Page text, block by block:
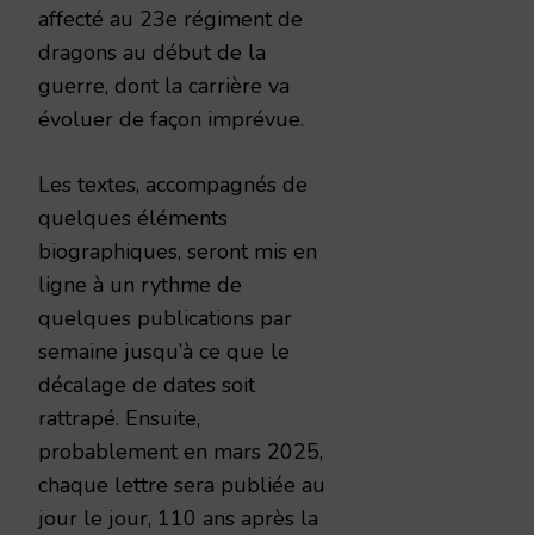
affecté au 23e régiment de
dragons au début de la
guerre, dont la carrière va
évoluer de façon imprévue.
Les textes, accompagnés de
quelques éléments
biographiques, seront mis en
ligne à un rythme de
quelques publications par
semaine jusqu’à ce que le
décalage de dates soit
rattrapé. Ensuite,
probablement en mars 2025,
chaque lettre sera publiée au
jour le jour, 110 ans après la